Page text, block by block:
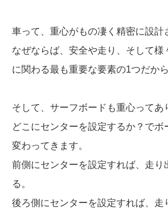
車って、重心がもの凄く精密に設計
なぜならば、安全や走り、そして様
に関わる最も重要な要素の1つだから
そして、サーフボードも重心ってあ
どこにセンターを設定するか？でボ
変わってきます。
前側にセンターを設定すれば、走り
る。
後ろ側にセンターを設定すれば、走